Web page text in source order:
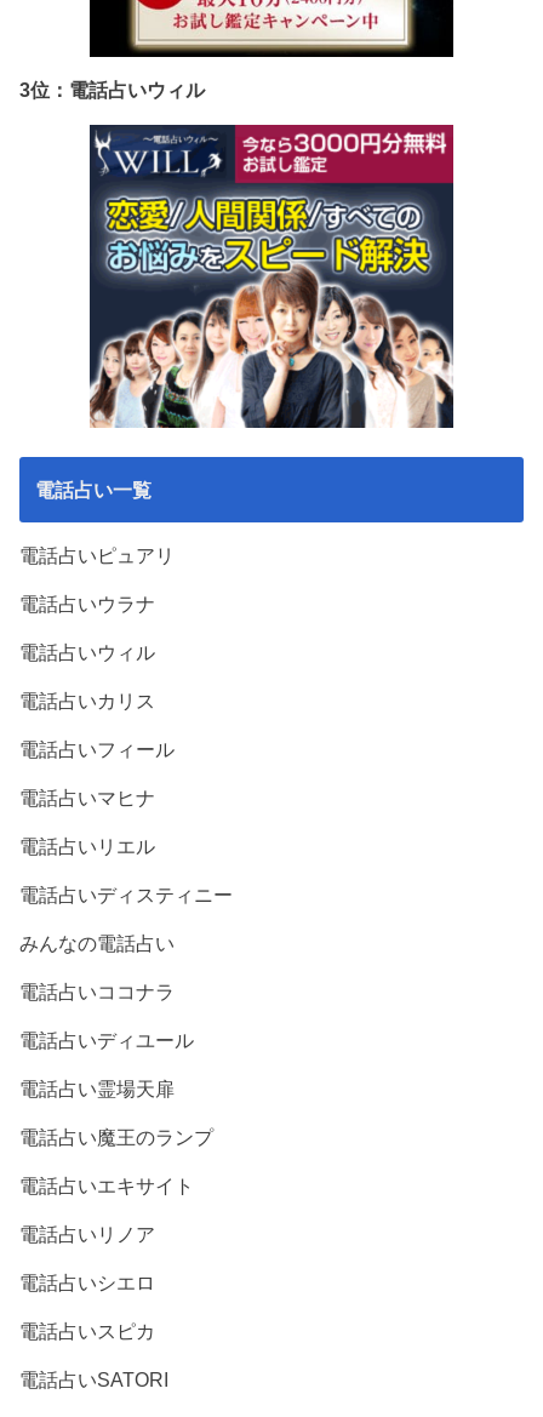
3位：電話占いウィル
電話占い一覧
電話占いピュアリ
電話占いウラナ
電話占いウィル
電話占いカリス
電話占いフィール
電話占いマヒナ
電話占いリエル
電話占いディスティニー
みんなの電話占い
電話占いココナラ
電話占いディユール
電話占い霊場天扉
電話占い魔王のランプ
電話占いエキサイト
電話占いリノア
電話占いシエロ
電話占いスピカ
電話占いSATORI